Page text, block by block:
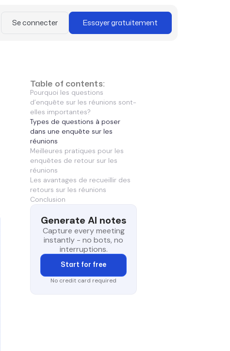
Se connecter Essayer gratuitement
Table of contents:
Pourquoi les questions
d’enquête sur les réunions sont-
elles importantes?
Types de questions à poser
dans une enquête sur les
réunions
Meilleures pratiques pour les
enquêtes de retour sur les
réunions
Les avantages de recueillir des
retours sur les réunions
Conclusion
Generate AI notes
Capture every meeting
instantly - no bots, no
interruptions.
Start for free
No credit card required